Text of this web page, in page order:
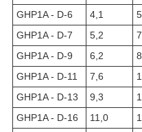
GHP1A - D-6
4,1
GHP1A - D-7
5,2
GHP1A - D-9
6,2
GHP1A - D-11
7,6
GHP1A - D-13
9,3
GHP1A - D-16
11,0